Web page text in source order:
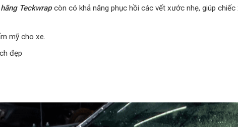
Teckwrapcòn có khả năng phục hồi các vết xước nhẹ, giúp chiếc
mỹ cho xe.
đẹp